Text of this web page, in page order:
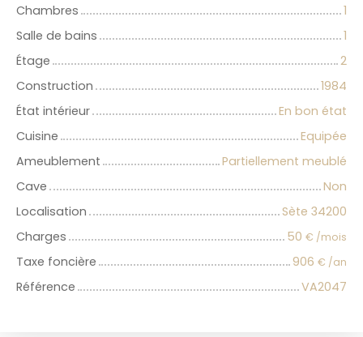
Chambres
1
Salle de bains
1
Étage
2
Construction
1984
État intérieur
En bon état
Cuisine
Equipée
Ameublement
Partiellement meublé
Cave
Non
Localisation
Sète 34200
Charges
50 € /mois
Taxe foncière 906 € /an
Référence VA2047